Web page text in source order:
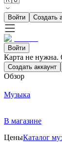
Войти Создать
Войти
Карта не нужна.
Создать аккаунт
Обзор
Музыка
В магазине
ЦеныКаталог